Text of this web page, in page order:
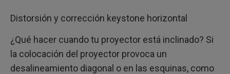
Distorsión y corrección keystone horizontal
¿Qué hacer cuando tu proyector está inclinado? Si
la colocación del proyector provoca un
desalineamiento diagonal o en las esquinas, como